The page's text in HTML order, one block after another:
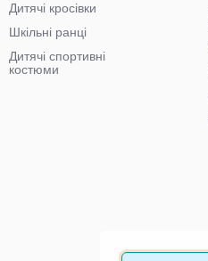
Дитячі кросівки
Шкільні ранці
Дитячі спортивні
костюми